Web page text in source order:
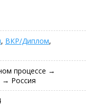
, ВКР/Диплом,
процессе →
→ Россия